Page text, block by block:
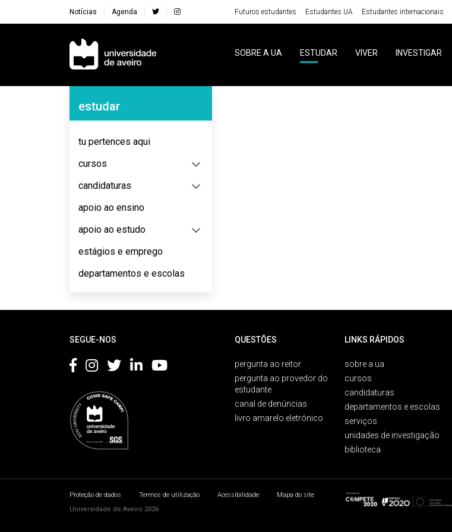
Notícias Agenda Futuros estudantes Estudantes UA Estudantes internacionais
Navegação Principal
SOBRE A UA ESTUDAR VIVER INVESTIGAR
Navegação Lateral
estudar
tu pertences aqui
cursos
candidaturas
apoio ao ensino
apoio ao estudo
estágios e emprego
departamentos e escolas
SEGUE-NOS QUESTÕES
pergunta ao reitor
pergunta ao provedor do
estudante
canal de denúncias
livro amarelo eletrónico
LINKS RÁPIDOS
sobre a ua
cursos
candidaturas
departamentos e escolas
serviços
unidades de investigação
biblioteca
Proteção de dados Termos de utilização Acessibilidade
Mapa do site
Universidade de Aveiro 2026